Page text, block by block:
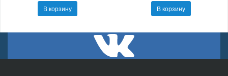
В корзину
В корзину